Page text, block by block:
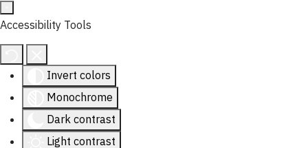
Accessibility Tools
Invert colors
Monochrome
Dark contrast
Light contrast